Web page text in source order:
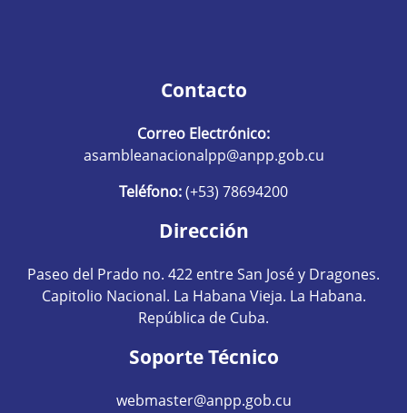
Contacto
Correo Electrónico:
asambleanacionalpp@anpp.gob.cu
Teléfono:(+53) 78694200
Dirección
Paseo del Prado no. 422 entre San José y Dragones.
Capitolio Nacional. La Habana Vieja. La Habana.
República de Cuba.
Soporte Técnico
webmaster@anpp.gob.cu